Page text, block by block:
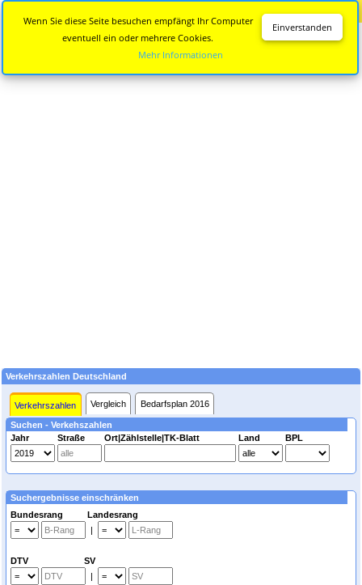
Verkehrszahlen Deutschland
Verkehrszahlen Vergleich Bedarfsplan 2016
Suchen - Verkehszahlen
Jahr
Straße Ort|Zählstelle|TK-Blatt Land BPL
Suchergebnisse einschränken
Bundesrang Landesrang
|
DTV SV
|
Einverstanden
Wenn Sie diese Seite besuchen empfängt Ihr Computer
eventuell ein oder mehrere Cookies.
Mehr Informationen